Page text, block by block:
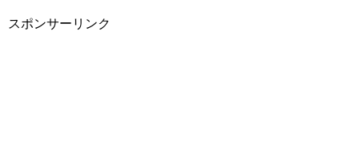
スポンサーリンク